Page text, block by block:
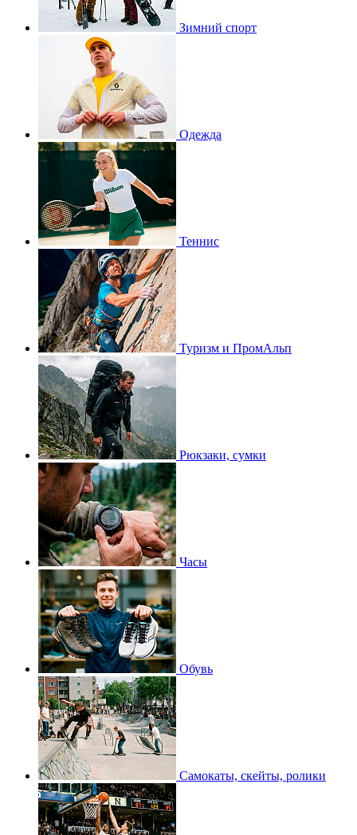
Зимний спорт
Одежда
Теннис
Туризм и ПромАльп
Рюкзаки, сумки
Часы
Обувь
Самокаты, скейты, ролики